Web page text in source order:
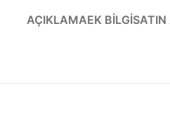
AÇIKLAMAEK BILGISATIN